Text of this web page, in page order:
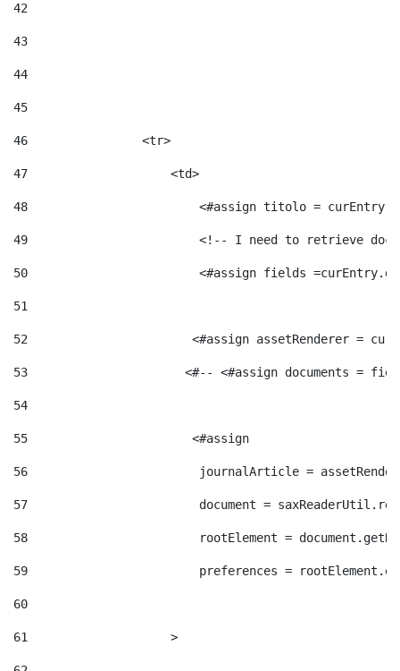
42
43
44
45
46
                <tr>
47
                    <td>
48
<#assign titolo =
49
<!-- I need to retrieve
50
<#assign fields
51
52
<#assign assetRenderer =
53
<#-- <#assign documents =
54
55
                       <#assign
56
journalArticle =
57
document =
58
rootElement =
59
preferences =
60
61
                    >